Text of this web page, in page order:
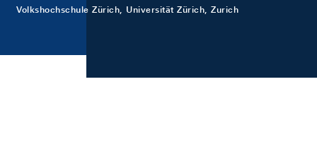
Volkshochschule Zürich, Universität Zürich, Zurich